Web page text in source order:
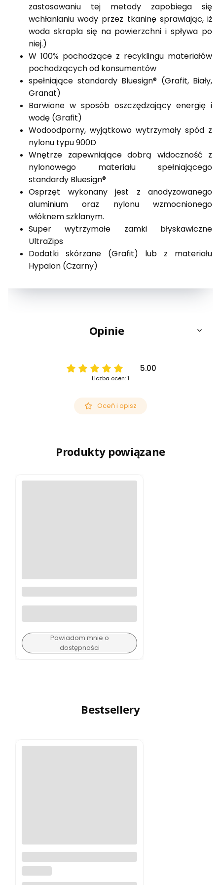
zastosowaniu tej metody zapobiega się
wchłanianiu wody przez tkaninę sprawiając, iż
woda skrapla się na powierzchni i spływa po
niej.)
W 100% pochodzące z recyklingu materiałów
pochodzących od konsumentów
spełniające standardy Bluesign® (Grafit, Biały,
Granat)
Barwione w sposób oszczędzający energię i
wodę (Grafit)
Wodoodporny, wyjątkowo wytrzymały spód z
nylonu typu 900D
Wnętrze zapewniające dobrą widoczność z
nylonowego materiału spełniającego
standardy Bluesign®
Osprzęt wykonany jest z anodyzowanego
aluminium oraz nylonu wzmocnionego
włóknem szklanym.
Super wytrzymałe zamki błyskawiczne
UltraZips
Dodatki skórzane (Grafit) lub z materiału
Hypalon (Czarny)
Opinie
5.00
Liczba ocen: 1
Oceń i opisz
Produkty powiązane
Peak Design Pasek na dłoń
CLUTCH CL-3
Powiadom mnie o
dostępności
Bestsellery
Logitech MX Master 4
Grafitowy PROMOCJA